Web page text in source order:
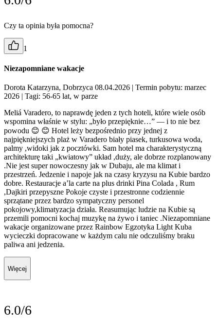
Czy ta opinia była pomocna?
1
Niezapomniane wakacje
Dorota Katarzyna, Dobrzyca 08.04.2026 | Termin pobytu: marzec
2026 | Tagi: 56-65 lat, w parze
Meliá Varadero, to naprawdę jeden z tych hoteli, które wiele osób
wspomina właśnie w stylu: „było przepięknie…” — i to nie bez
powodu 😊 😊 Hotel leży bezpośrednio przy jednej z
najpiękniejszych plaż w Varadero biały piasek, turkusowa woda,
palmy ,widoki jak z pocztówki. Sam hotel ma charakterystyczną
architekturę taki „kwiatowy” układ ,duży, ale dobrze rozplanowany
.Nie jest super nowoczesny jak w Dubaju, ale ma klimat i
przestrzeń. Jedzenie i napoje jak na czasy kryzysu na Kubie bardzo
dobre. Restauracje a’la carte na plus drinki Pina Colada , Rum
,Dajkiri przepyszne Pokoje czyste i przestronne codziennie
sprzątane przez bardzo sympatyczny personel
pokojowy,klimatyzacja działa. Reasumując ludzie na Kubie są
przemili pomocni kochaj muzykę na żywo i taniec .Niezapomniane
wakacje organizowane przez Rainbow Egzotyka Light Kuba
wycieczki dopracowane w każdym calu nie odczuliśmy braku
paliwa ani jedzenia.
Więcej
6.0/6